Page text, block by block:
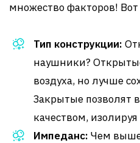
множество факторов!
Тип конструкции:
наушники?
воздуха, но лучше
Закрытые позволят
качеством,
Импеданс: Чем